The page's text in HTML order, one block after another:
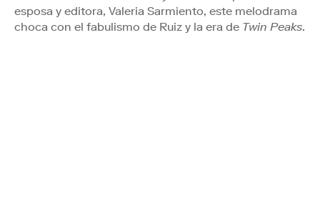
esposa y editora, Valeria Sarmiento, este melodrama
choca con el fabulismo de Ruiz y la era de Twin Peaks.